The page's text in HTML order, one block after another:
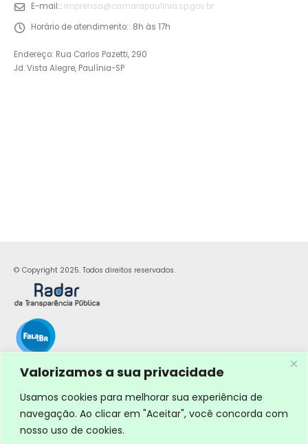
Valorizamos a sua privacidade
Usamos cookies para melhorar sua experiência de
navegação. Ao clicar em "Aceitar", você concorda com
nosso uso de cookies.
E-mail:: imprensa@camarapaulinia.sp.gov.br
Horário de atendimento:: 8h às 17h
Endereço: Rua Carlos Pazetti, 290
Jd. Vista Alegre, Paulínia-SP
© Copyright 2025. Todos direitos reservados.